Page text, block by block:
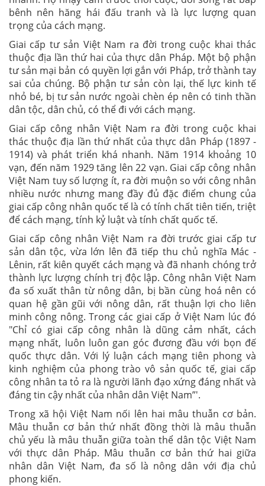
bênh nên hăng hái đấu tranh và là lực lượng quan
trọng của cách mạng.
Giai cấp tư sản Việt Nam ra đời trong cuộc khai thác
thuộc địa lần thứ hai của thực dân Pháp. Một bộ phận
tư sản mại bản có quyền lợi gắn với Pháp, trở thành tay
sai của chúng. Bộ phận tư sản còn lại, thế lực kinh tế
nhỏ bé, bị tư sản nước ngoài chèn ép nên có tinh thần
dân tộc, dân chủ, có thể đi với cách mạng.
Giai cấp công nhân Việt Nam ra đời trong cuộc khai
thác thuộc địa lần thứ nhất của thực dân Pháp (1897 -
1914) và phát triển khá nhanh. Năm 1914 khoảng 10
vạn, đến năm 1929 tăng lên 22 vạn. Giai cấp công nhân
Việt Nam tuy số lượng ít, ra đời muộn so với công nhân
nhiều nước nhưng mang đầy đủ đặc điểm chung của
giai cấp công nhân quốc tế là có tính chất tiên tiến, triệt
để cách mạng, tính kỷ luật và tính chất quốc tế.
Giai cấp công nhân Việt Nam ra đời trước giai cấp tư
sản dân tộc, vừa lớn lên đã tiếp thu chủ nghĩa Mác -
Lênin, rất kiên quyết cách mạng và đã nhanh chóng trở
thành lực lượng chính trị độc lập. Công nhân Việt Nam
đa số xuất thân từ nông dân, bị bần cùng hoá nên có
quan hệ gần gũi với nông dân, rất thuận lợi cho liên
minh công nông. Trong các giai cấp ở Việt Nam lúc đó
"Chỉ có giai cấp công nhân là dũng cảm nhất, cách
mạng nhất, luôn luôn gan góc đương đầu với bọn đế
quốc thực dân. Với lý luận cách mạng tiên phong và
kinh nghiệm của phong trào vô sản quốc tế, giai cấp
công nhân ta tỏ ra là người lãnh đạo xứng đáng nhất và
đáng tin cậy nhất của nhân dân Việt Nam”'.
Trong xã hội Việt Nam nối lên hai mâu thuẫn cơ bản.
Mâu thuẫn cơ bản thứ nhất đồng thời là mâu thuẫn
chủ yếu là mâu thuẫn giữa toàn thể dân tộc Việt Nam
với thực dân Pháp. Mâu thuẫn cơ bản thứ hai giữa
nhân dân Việt Nam, đa số là nông dân với địa chủ
phong kiến.